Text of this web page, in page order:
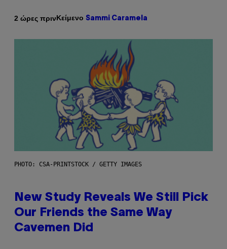
2 ώρες πρινΚείμενο Sammi Caramela
PHOTO: CSA-PRINTSTOCK / GETTY IMAGES
New Study Reveals We Still Pick
Our Friends the Same Way
Cavemen Did